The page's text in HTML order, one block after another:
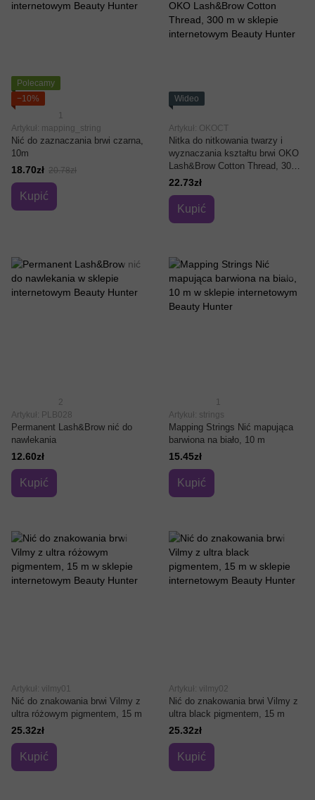
Polecamy
−10%
1
Artykuł: mapping_string
Nić do zaznaczania brwi czarna,
10m
18.70zł 20.78zł
Kupić
Wideo
Artykuł: OKOCT
Nitka do nitkowania twarzy i
wyznaczania kształtu brwi OKO
Lash&Brow Cotton Thread, 300
m
22.73zł
Kupić
2
Artykuł: PLB028
Permanent Lash&Brow nić do
nawlekania
12.60zł
Kupić
1
Artykuł: strings
Mapping Strings Nić mapująca
barwiona na biało, 10 m
15.45zł
Kupić
Artykuł: vilmy01
Nić do znakowania brwi Vilmy z
ultra różowym pigmentem, 15 m
25.32zł
Kupić
Artykuł: vilmy02
Nić do znakowania brwi Vilmy z
ultra black pigmentem, 15 m
25.32zł
Kupić